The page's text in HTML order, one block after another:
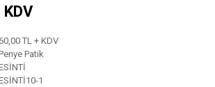
TL + KDV
Patik
1